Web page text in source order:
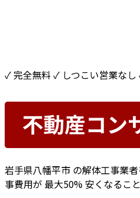
✓ 完全無料 ✓ しつこい営業なし
岩手県八幡平市 の解体工事業
事費用が 最大50%安くなるこ